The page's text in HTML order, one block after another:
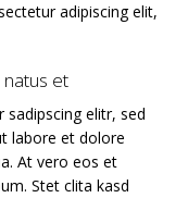
adipiscing elit,
et
elitr, sed
labore et dolore
At vero eos et
Stet clita kasd